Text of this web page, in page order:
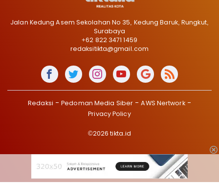
Jalan Kedung Asem Sekolahan No 35, Kedung Baruk, Rungkut,
Surabaya
+62 822 3471 1459
redaksitikta@gmail.com
Redaksi Pedoman Media Siber
AWS Nertwork
Privacy Policy
©2026 tikta.id